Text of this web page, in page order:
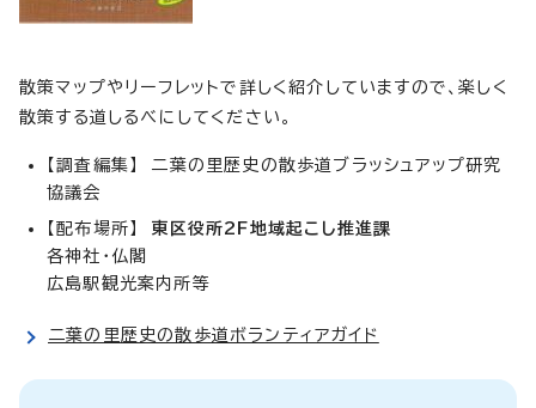
散策マップやリーフレットで詳しく紹介していますので、楽しく
散策する道しるべにしてください。
【調査編集】 二葉の里歴史の散歩道ブラッシュアップ研究
協議会
【配布場所】 東区役所2 F地域起こし推進課
各神社・仏閣
広島駅観光案内所等
二葉の里歴史の散歩道ボランティアガイド